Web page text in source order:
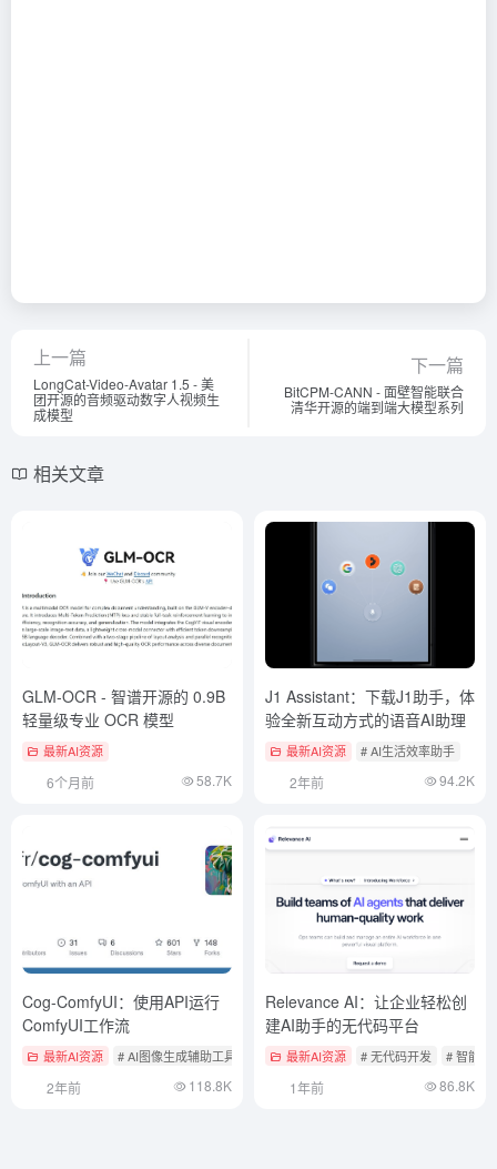
上一篇
LongCat-Video-Avatar 1.5 - 美
团开源的音频驱动数字人视频生
成模型
下一篇
BitCPM-CANN - 面壁智能联合
清华开源的端到端大模型系列
相关文章
GLM-OCR - 智谱开源的 0.9B
轻量级专业 OCR 模型
最新AI资源
6个月前 58.7K
J1 Assistant：下载J1助手，体
验全新互动方式的语音AI助理
最新AI资源 # AI生活效率助手
2年前 94.2K
Cog-ComfyUI：使用API运行
ComfyUI工作流
最新AI资源 # AI图像生成辅助工具 # AI开源项目 # ComfyUI
2年前 118.8K
Relevance AI：让企业轻松创
建AI助手的无代码平台
最新AI资源 # 无代码开发 # 智能体
1年前 86.8K